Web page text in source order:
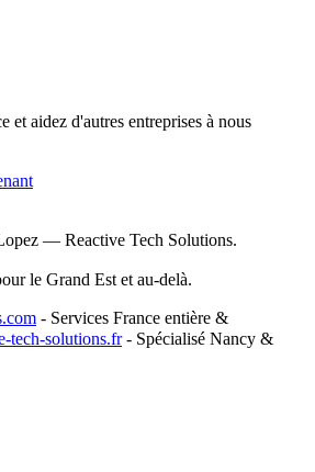
et aidez d'autres entreprises à nous
— Reactive Tech Solutions.
le Grand Est et au-delà.
- Services France entière &
tech-solutions.fr- Spécialisé Nancy &